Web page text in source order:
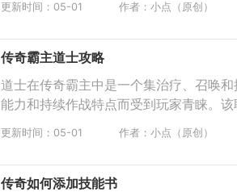
更新时间：05-01 作者：小点（原创）
传奇霸主道士攻略
道士在传奇霸主中是一个集治疗、召唤
能力和持续作战特点而受到玩家青睐。该
更新时间：05-01 作者：小点（原创）
传奇如何添加技能书